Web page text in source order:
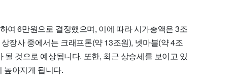
여 6만원으로 결정했으며, 이에 따라 시가총액은 3조
장사 중에서는 크래프톤(약 13조원), 넷마블(약 4조
것으로 예상됩니다. 또한, 최근 상승세를 보이고 있
높아지게 됩니다.